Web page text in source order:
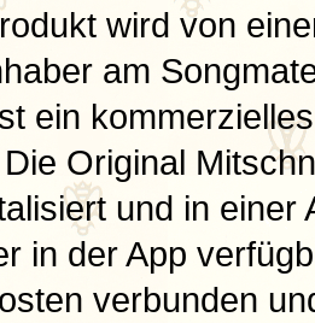
wird von
am
ein
Original
und in einer
in der App
verbunden